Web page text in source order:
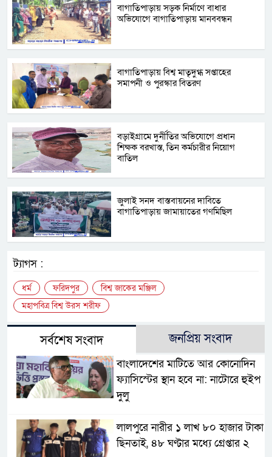
বাগাতিপাড়ায় সড়ক নির্মাণে বাধার
অভিযোগে বাগাতিপাড়ায় মানববন্ধন
বাগাতিপাড়ায় বিশ্ব মাতৃদুগ্ধ সপ্তাহের
সমাপনী ও পুরস্কার বিতরণ
বড়াইগ্রামে দুর্নীতির অভিযোগে প্রধান
শিক্ষক বরখাস্ত, তিন কর্মচারীর নিয়োগ
বাতিল
জুলাই সনদ বাস্তবায়নের দাবিতে
বাগাতিপাড়ায় জামায়াতের গণমিছিল
ট্যাগস :
ধর্ম ফরিদপুর
বিশ্ব জাকের মঞ্জিল
মহাপবিত্র বিশ্ব উরস শরীফ
সর্বশেষ সংবাদ জনপ্রিয় সংবাদ
বাংলাদেশের মাটিতে আর কোনোদিন
ফ্যাসিস্টের স্থান হবে না: নাটোরে হুইপ
দুলু
লালপুরে নারীর ১ লাখ ৮০ হাজার টাকা
ছিনতাই, ৪৮ ঘণ্টার মধ্যে গ্রেপ্তার ২